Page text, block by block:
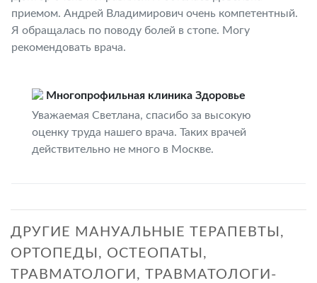
приемом. Андрей Владимирович очень компетентный.
Я обращалась по поводу болей в стопе. Могу
рекомендовать врача.
Многопрофильная клиника Здоровье
Уважаемая Светлана, спасибо за высокую
оценку труда нашего врача. Таких врачей
действительно не много в Москве.
ДРУГИЕ МАНУАЛЬНЫЕ ТЕРАПЕВТЫ,
ОРТОПЕДЫ, ОСТЕОПАТЫ,
ТРАВМАТОЛОГИ, ТРАВМАТОЛОГИ-